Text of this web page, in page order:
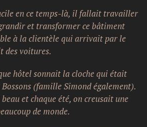
en ce temps-là, il fallait travailler
et transformer ce bâtiment
à la clientèle qui arrivait par le
des voitures.
hôtel sonnait la cloche qui était
(famille Simond également).
et chaque été, on creusait une
de monde.